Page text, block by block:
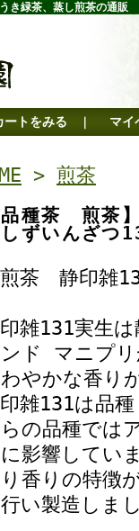
き緑茶、蒸し煎茶の通販
ートをみる マイ
> 煎茶
品種茶 煎茶
しずいんざ
煎茶 静印雑
雑131実生
ド マニプ
やかな香り
雑131は品
の品種では
影響してい
香りの特徴
い製造しま